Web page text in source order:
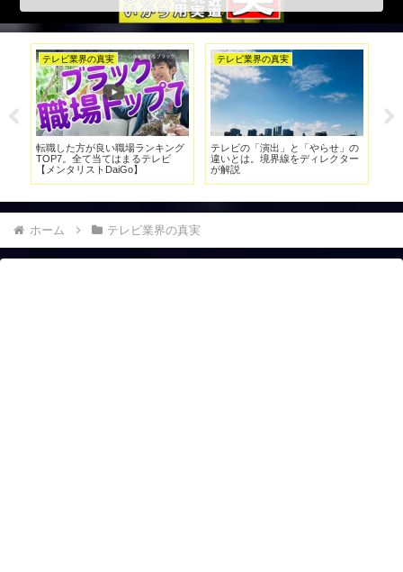
アメトーーク
【アメトーーク】テレビ朝日の番
組は再編集しやすい？【ロンハ
ー】
ADの真実
ADが辞めるタイミング。1年目・3
年目・5年目に何があるのか？
【危機と解決策】
ホーム テレビ業界の真実